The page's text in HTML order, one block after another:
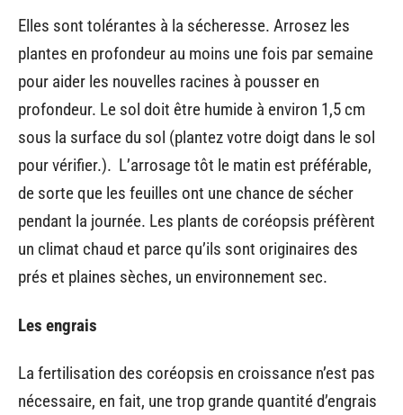
Elles sont tolérantes à la sécheresse. Arrosez les
plantes en profondeur au moins une fois par semaine
pour aider les nouvelles racines à pousser en
profondeur. Le sol doit être humide à environ 1,5 cm
sous la surface du sol (plantez votre doigt dans le sol
pour vérifier.). L’arrosage tôt le matin est préférable,
de sorte que les feuilles ont une chance de sécher
pendant la journée. Les plants de coréopsis préfèrent
un climat chaud et parce qu’ils sont originaires des
prés et plaines sèches, un environnement sec.
Les engrais
La fertilisation des coréopsis en croissance n’est pas
nécessaire, en fait, une trop grande quantité d’engrais